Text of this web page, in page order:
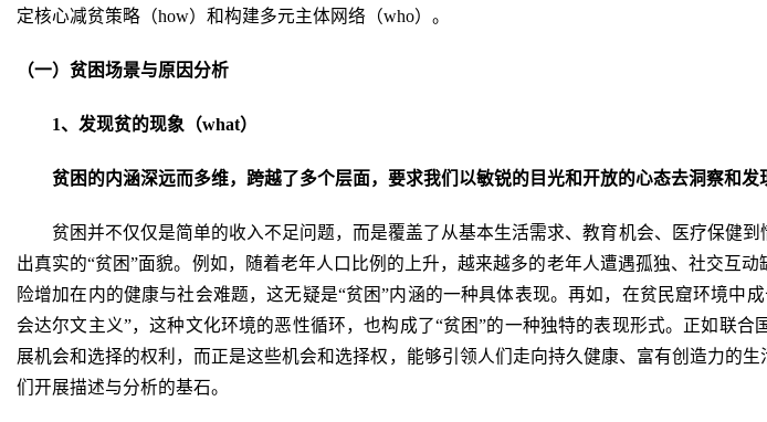
定核心减贫策略（how）和构建多元主体网络（who）。
（一）贫困场景与原因分析
1、发现贫的现象（what）
贫困的内涵深远而多维，跨越了多个层面，要求我们以敏锐的目光和开放的心态去洞察和发
贫困并不仅仅是简单的收入不足问题，而是覆盖了从基本生活需求、教育机会、医疗保健
出真实的“贫困”面貌。例如，随着老年人口比例的上升，越来越多的老年人遭遇孤独、社交互
险增加在内的健康与社会难题，这无疑是“贫困”内涵的一种具体表现。再如，在贫民窟环境
会达尔文主义”，这种文化环境的恶性循环，也构成了“贫困”的一种独特的表现形式。正如联
展机会和选择的权利，而正是这些机会和选择权，能够引领人们走向持久健康、富有创造力的
们开展描述与分析的基石。